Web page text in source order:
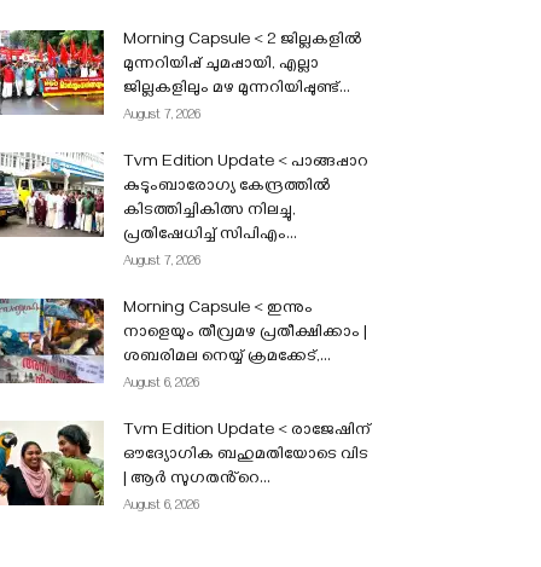
Morning Capsule < 2 ജില്ലകളിൽ
മുന്നറിയിപ്പ് ചുമപ്പായി, എല്ലാ
ജില്ലകളിലും മഴ മുന്നറിയിപ്പുണ്ട്...
August 7, 2026
Tvm Edition Update < പാങ്ങപ്പാറ
കുടുംബാരോഗ്യ കേന്ദ്രത്തിൽ
കിടത്തിച്ചികിത്സ നിലച്ചു,
പ്രതിഷേധിച്ച് സിപിഎം...
August 7, 2026
Morning Capsule < ഇന്നും
നാളെയും തീവ്രമഴ പ്രതീക്ഷിക്കാം |
ശബരിമല നെയ്യ് ക്രമക്കേട്,...
August 6, 2026
Tvm Edition Update < രാജേഷിന്
ഔദ്യോഗിക ബഹുമതിയോടെ വിട
| ആർ സുഗതൻ്റെ...
August 6, 2026